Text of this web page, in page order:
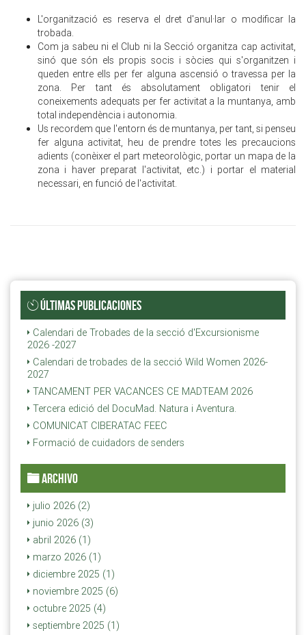
L'organització es reserva el dret d'anul·lar o modificar la
trobada.
Com ja sabeu ni el Club ni la Secció organitza cap activitat,
sinó que són els propis socis i sòcies qui s'organitzen i
queden entre ells per fer alguna ascensió o travessa per la
zona. Per tant és absolutament obligatori tenir el
coneixements adequats per fer activitat a la muntanya, amb
total independència i autonomia.
Us recordem que l'entorn és de muntanya, per tant, si penseu
fer alguna activitat, heu de prendre totes les precaucions
adients (conèixer el part meteorològic, portar un mapa de la
zona i haver preparat l'activitat, etc.) i portar el material
necessari, en funció de l'activitat.
ÚLTIMAS PUBLICACIONES
Calendari de Trobades de la secció d'Excursionisme
2026 -2027
Calendari de trobades de la secció Wild Women 2026-
2027
TANCAMENT PER VACANCES CE MADTEAM 2026
Tercera edició del DocuMad. Natura i Aventura.
COMUNICAT CIBERATAC FEEC
Formació de cuidadors de senders
ARCHIVO
julio 2026 (2)
junio 2026 (3)
abril 2026 (1)
marzo 2026 (1)
diciembre 2025 (1)
noviembre 2025 (6)
octubre 2025 (4)
septiembre 2025 (1)